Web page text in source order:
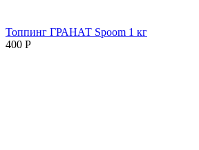
Топпинг ГРАНАТ Spoom 1 кг
400 Р